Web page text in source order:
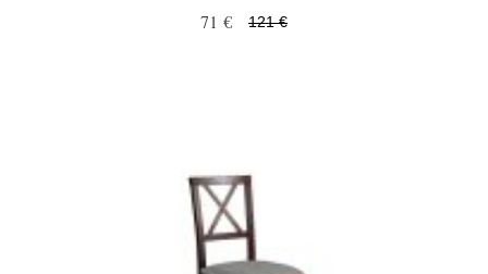
71 € 121 €